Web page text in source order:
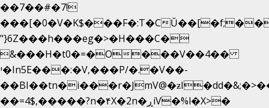
��7��#�7!
���[�0�V�K$���F�:T�C
"}6Z���h���eg�>�H���C�
&���H�t0�=�O���V��4��
י�In5E���:�V,���P/�.�V��-
��=4$,�����?n�۴X�2n�ڕiV�%l�X>�